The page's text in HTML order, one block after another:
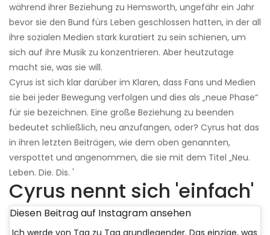
während ihrer Beziehung zu Hemsworth, ungefähr ein Jahr
bevor sie den Bund fürs Leben geschlossen hatten, in der all
ihre sozialen Medien stark kuratiert zu sein schienen, um
sich auf ihre Musik zu konzentrieren. Aber heutzutage
macht sie, was sie will.
Cyrus ist sich klar darüber im Klaren, dass Fans und Medien
sie bei jeder Bewegung verfolgen und dies als „neue Phase“
für sie bezeichnen. Eine große Beziehung zu beenden
bedeutet schließlich, neu anzufangen, oder? Cyrus hat das
in ihren letzten Beiträgen, wie dem oben genannten,
verspottet und angenommen, die sie mit dem Titel „Neu.
Leben. Die. Dis. '
Cyrus nennt sich 'einfach'
Diesen Beitrag auf Instagram ansehen
Ich werde von Tag zu Tag grundlegender. Das einzige, was